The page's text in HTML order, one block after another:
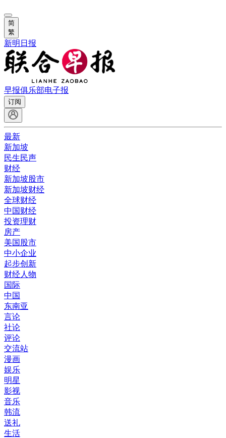
简
繁
新明日报
早报俱乐部电子报
订阅
最新
新加坡
民生民声
财经
新加坡股市
新加坡财经
全球财经
中国财经
投资理财
房产
美国股市
中小企业
起步创新
财经人物
国际
中国
东南亚
言论
社论
评论
交流站
漫画
娱乐
明星
影视
音乐
韩流
送礼
生活